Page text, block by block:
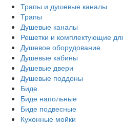
Трапы и душевые каналы
Трапы
Душевые каналы
Решетки и комплектующие
Душевое оборудование
Душевые кабины
Душевые двери
Душевые поддоны
Биде
Биде напольные
Биде подвесные
Кухонные мойки